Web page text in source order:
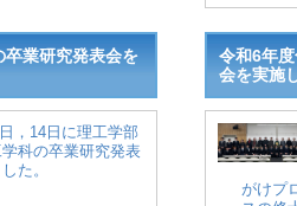
業研究発表会を
，14日に理工学部
科の卒業研究発表
た。
令和6年
会を実施
がけプ